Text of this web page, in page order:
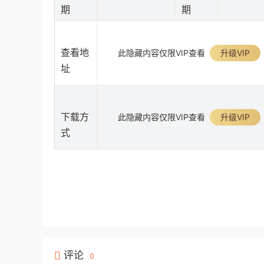
期 期
查看地
址
此隐藏内容仅限VIP查看 升级VIP
下载方
式
此隐藏内容仅限VIP查看 升级VIP
评论 0